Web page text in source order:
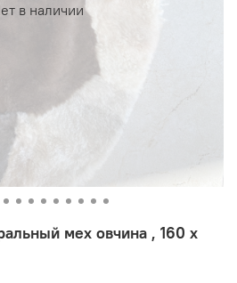
в наличии
мех овчина , 160 х